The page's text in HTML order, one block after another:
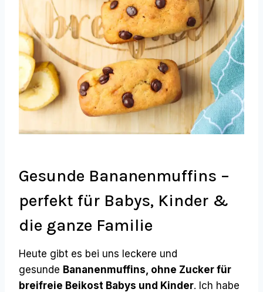
Gesunde Bananenmuffins –
perfekt für Babys, Kinder &
die ganze Familie
Heute gibt es bei uns leckere und
gesunde Bananenmuffins, ohne Zucker für
breifreie Beikost Babys und Kinder. Ich habe